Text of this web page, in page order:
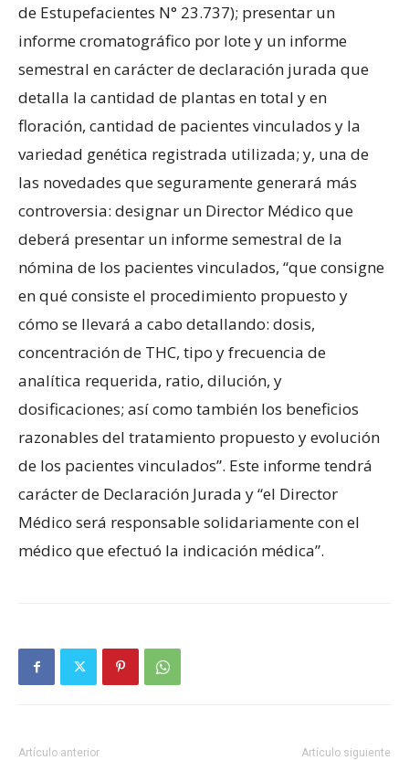
de Estupefacientes N° 23.737); presentar un
informe cromatográfico por lote y un informe
semestral en carácter de declaración jurada que
detalla la cantidad de plantas en total y en
floración, cantidad de pacientes vinculados y la
variedad genética registrada utilizada; y, una de
las novedades que seguramente generará más
controversia: designar un Director Médico que
deberá presentar un informe semestral de la
nómina de los pacientes vinculados, “que consigne
en qué consiste el procedimiento propuesto y
cómo se llevará a cabo detallando: dosis,
concentración de THC, tipo y frecuencia de
analítica requerida, ratio, dilución, y
dosificaciones; así como también los beneficios
razonables del tratamiento propuesto y evolución
de los pacientes vinculados”. Este informe tendrá
carácter de Declaración Jurada y “el Director
Médico será responsable solidariamente con el
médico que efectuó la indicación médica”.
Artículo anterior Artículo siguiente